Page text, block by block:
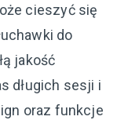
cieszyć się
do
jakość
długich sesji i
oraz funkcje